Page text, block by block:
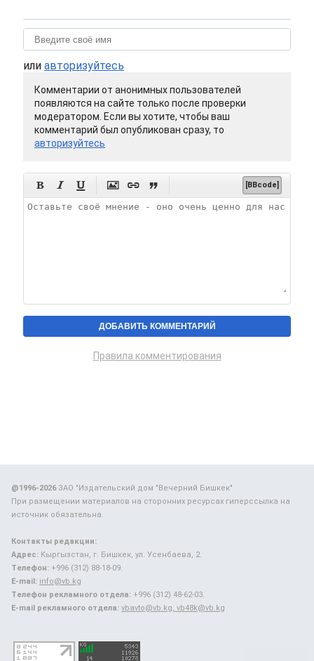
или авторизуйтесь
Комментарии от анонимных пользователей
появляются на сайте только после проверки
модератором. Если вы хотите, чтобы ваш
комментарий был опубликован сразу, то
авторизуйтесь
      [BBcode]
Правила комментирования
@1996-2026ЗАО "Издательский дом "Вечерний Бишкек"
При размещении материалов на сторонних ресурсах гиперссылка на
источник обязательна.
Контакты редакции:
Адрес: Кыргызстан, г. Бишкек, ул. Усенбаева, 2.
Телефон: +996 (312) 88-18-09.
E-mail: info@vb.kg
Телефон рекламного отдела: +996 (312) 48-62-03.
E-mail рекламного отдела: vbavto@vb.kg, vb48k@vb.kg